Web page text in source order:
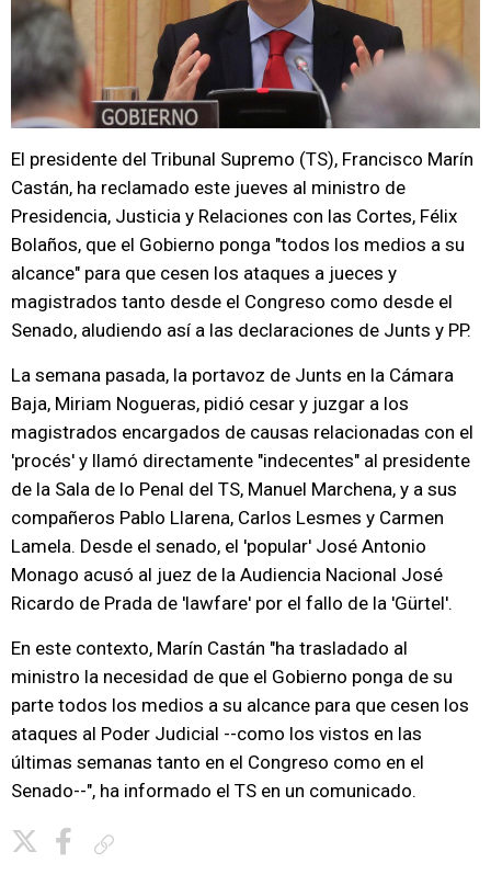
El presidente del Tribunal Supremo (TS), Francisco Marín
Castán, ha reclamado este jueves al ministro de
Presidencia, Justicia y Relaciones con las Cortes, Félix
Bolaños, que el Gobierno ponga "todos los medios a su
alcance" para que cesen los ataques a jueces y
magistrados tanto desde el Congreso como desde el
Senado, aludiendo así a las declaraciones de Junts y PP.
La semana pasada, la portavoz de Junts en la Cámara
Baja, Miriam Nogueras, pidió cesar y juzgar a los
magistrados encargados de causas relacionadas con el
'procés' y llamó directamente "indecentes" al presidente
de la Sala de lo Penal del TS, Manuel Marchena, y a sus
compañeros Pablo Llarena, Carlos Lesmes y Carmen
Lamela. Desde el senado, el 'popular' José Antonio
Monago acusó al juez de la Audiencia Nacional José
Ricardo de Prada de 'lawfare' por el fallo de la 'Gürtel'.
En este contexto, Marín Castán "ha trasladado al
ministro la necesidad de que el Gobierno ponga de su
parte todos los medios a su alcance para que cesen los
ataques al Poder Judicial --como los vistos en las
últimas semanas tanto en el Congreso como en el
Senado--", ha informado el TS en un comunicado.